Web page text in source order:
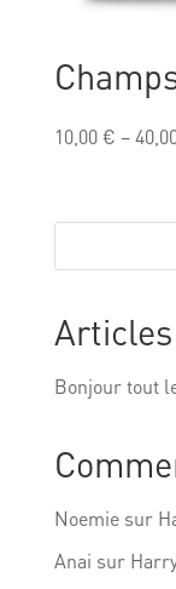
10,00€ –
Bonjour tout
Noemiesur
Anai sur